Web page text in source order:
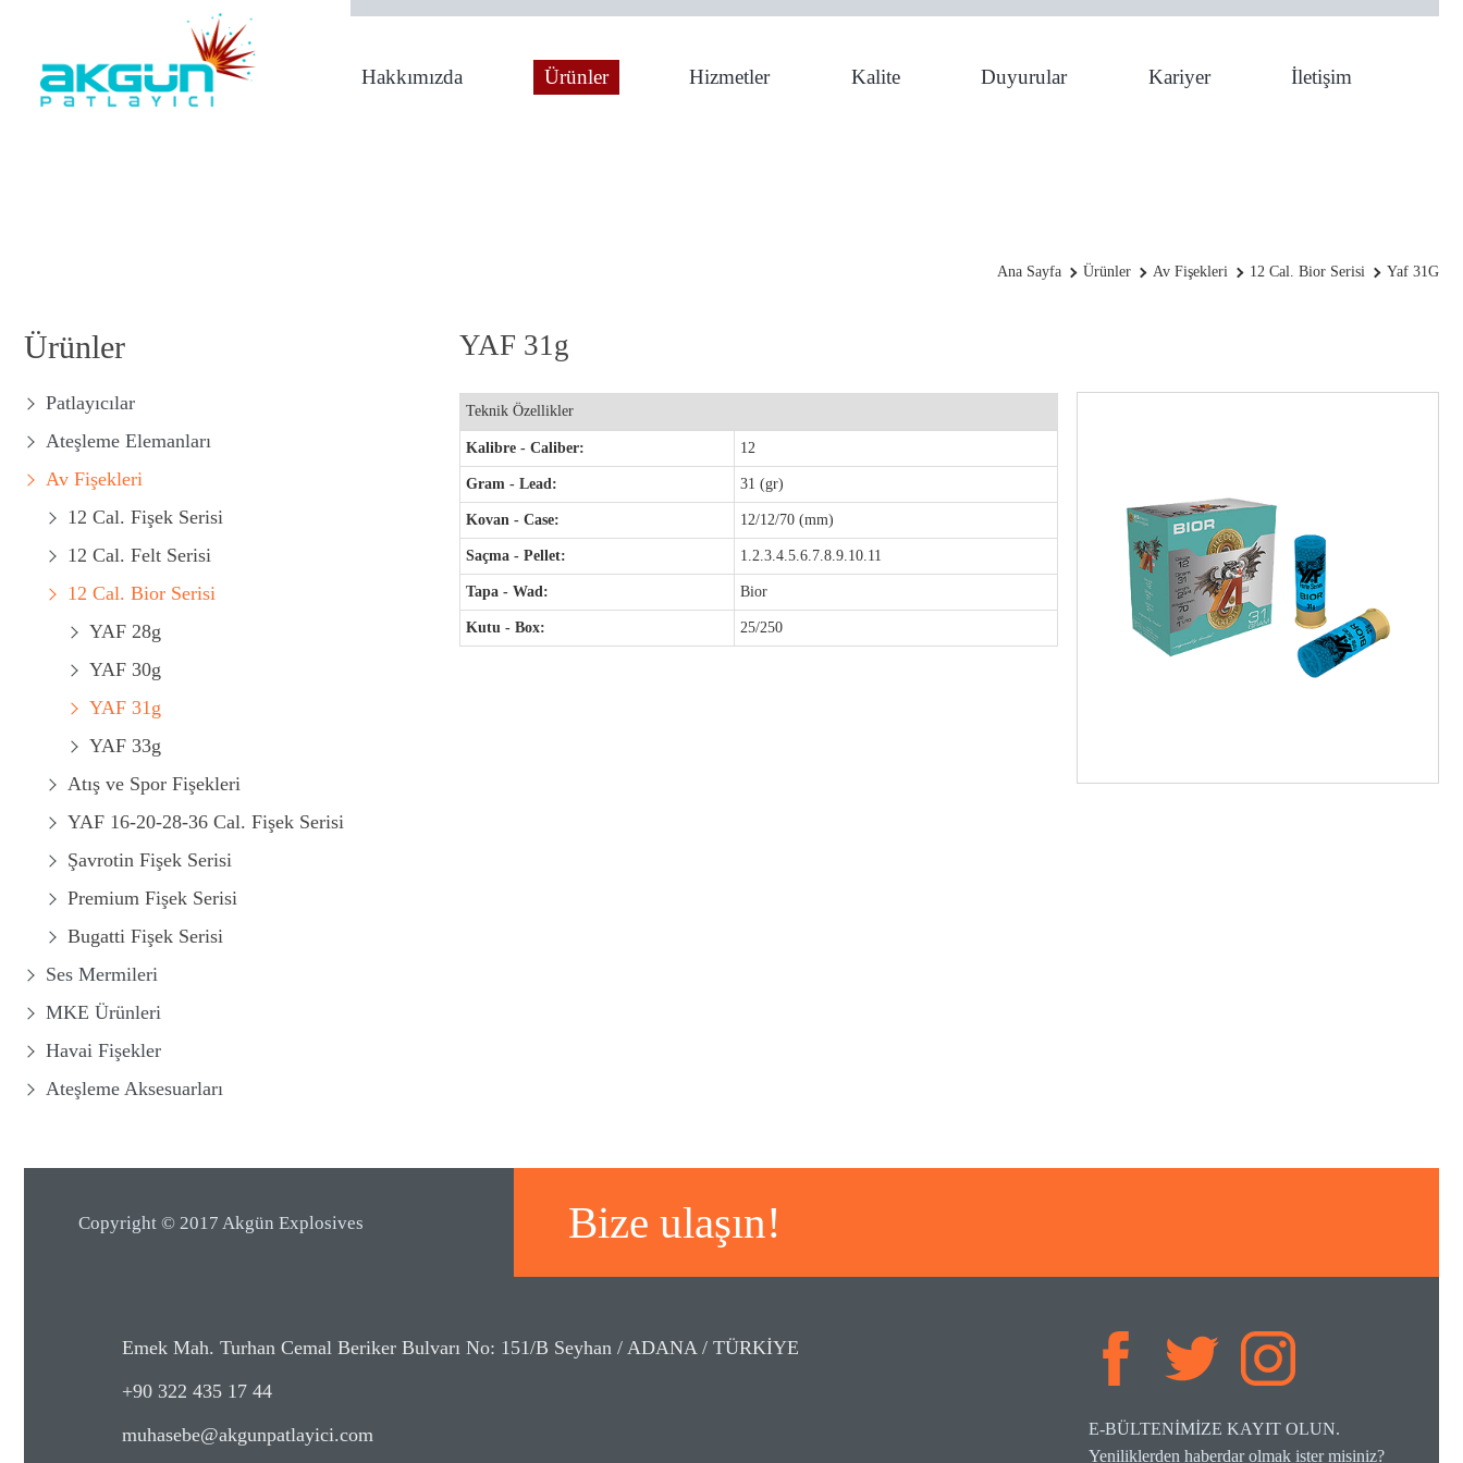
Hakkımızda Ürünler Hizmetler Kalite Duyurular Kariyer İletişim
Ana Sayfa Ürünler Av Fişekleri 12 Cal. Bior Serisi Yaf 31G
YAF 31g
Teknik Özellikler
Kalibre - Caliber: 12
Gram - Lead: 31 (gr)
Kovan - Case: 12/12/70 (mm)
Saçma - Pellet: 1.2.3.4.5.6.7.8.9.10.11
Tapa - Wad: Bior
Kutu - Box: 25/250
Ürünler
Patlayıcılar
Ateşleme Elemanları
Av Fişekleri
12 Cal. Fişek Serisi
12 Cal. Felt Serisi
12 Cal. Bior Serisi
YAF 28g
YAF 30g
YAF 31g
YAF 33g
Atış ve Spor Fişekleri
YAF 16-20-28-36 Cal. Fişek Serisi
Şavrotin Fişek Serisi
Premium Fişek Serisi
Bugatti Fişek Serisi
Ses Mermileri
MKE Ürünleri
Havai Fişekler
Ateşleme Aksesuarları
Copyright © 2017 Akgün Explosives Bize ulaşın!
Emek Mah. Turhan Cemal Beriker Bulvarı No: 151/B Seyhan / ADANA / TÜRKİYE
+90 322 435 17 44
muhasebe@akgunpatlayici.com
E-BÜLTENİMİZE KAYIT OLUN.
Yeniliklerden haberdar olmak ister misiniz?